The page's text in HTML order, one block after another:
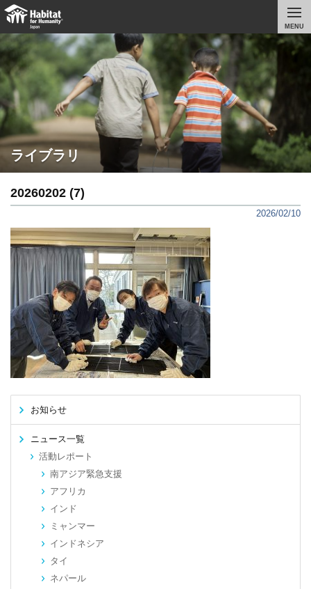
MENU
ライブラリ
20260202 (7)
2026/02/10
お知らせ
ニュース一覧
活動レポート
南アジア緊急支援
アフリカ
インド
ミャンマー
インドネシア
タイ
ネパール